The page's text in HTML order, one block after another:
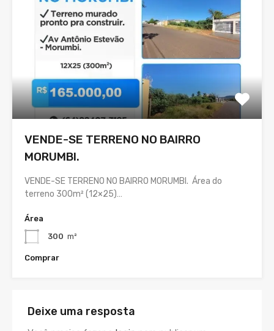
VENDE-SE TERRENO NO BAIRRO
MORUMBI.
VENDE-SE TERRENO NO BAIRRO MORUMBI. Área do
terreno 300m² (12×25)…
Área
300 m²
Comprar
Deixe uma resposta